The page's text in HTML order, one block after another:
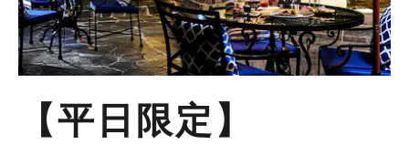
【平日限定】